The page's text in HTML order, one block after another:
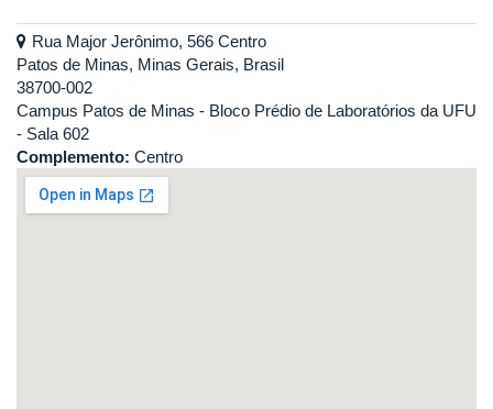
Rua Major Jerônimo, 566 Centro
Patos de Minas, Minas Gerais, Brasil
38700-002
Campus Patos de Minas - Bloco Prédio de Laboratórios da UFU
- Sala 602
Complemento: Centro